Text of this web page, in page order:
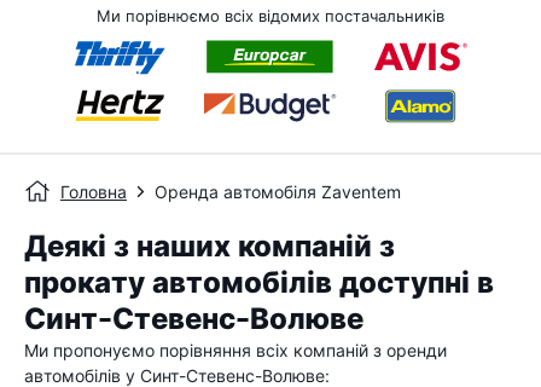
Ми порівнюємо всіх відомих постачальників
Головна Оренда автомобіля Zaventem
Деякі з наших компаній з
прокату автомобілів доступні в
Синт-Стевенс-Волюве
Ми пропонуємо порівняння всіх компаній з оренди
автомобілів у Синт-Стевенс-Волюве: